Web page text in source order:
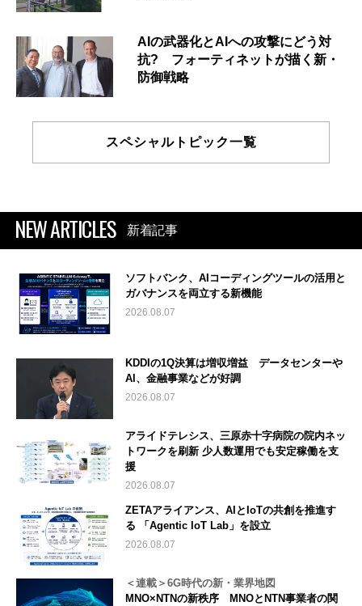
AIの武器化とAIへの攻撃にどう対
抗? フォーティネットが描く新・
防御戦略
スペシャルトピック一覧
NEW ARTICLES 新着記事
ソフトバンク、AIコーディングツールの活用と
ガバナンスを両立する新機能
2026.08.07
KDDIの1Q決算は増収増益 データセンターや
AI、金融事業などが好調
2026.08.07
アライドテレシス、三原赤十字病院の院内ネッ
トワークを刷新 少人数運用でも安定稼働を支
援
2026.08.07
ZETAアライアンス、AIとIoTの共創を推進す
る 「Agentic IoT Lab」を設立
2026.08.07
＜連載＞6G時代の新・業界地図
MNO×NTNの新秩序 MNOとNTN事業者の関